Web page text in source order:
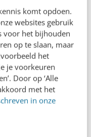
komt opdoen.
websites gebruik
voor het bijhouden
op te slaan, maar
het
je voorkeuren
Door op ‘Alle
met het
in onze
Hertogenbosch
om met een
manier te
actuele
en
leven vaak bij